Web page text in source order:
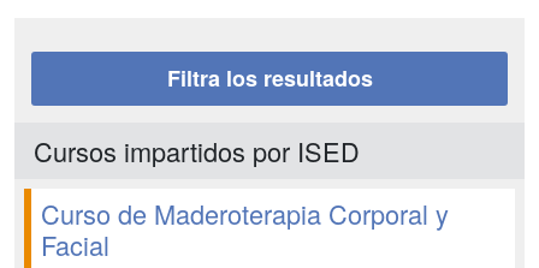
Filtra los resultados
Cursos impartidos por ISED
Curso de Maderoterapia Corporal y
Facial